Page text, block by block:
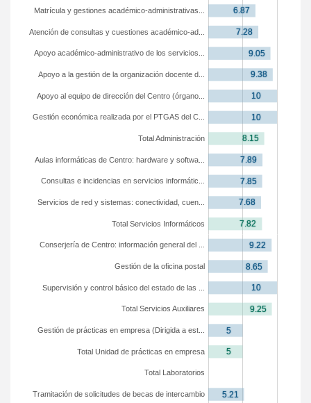
Tramitación de solicitudes de becas de intercambio
Total Laboratorios
Total Unidad de prácticas en empresa
Gestión de prácticas en empresa (Dirigida a est...
Total Servicios Auxiliares
Supervisión y control básico del estado de las ...
Gestión de la oficina postal
Conserjería de Centro: información general del ...
Total Servicios Informáticos
Servicios de red y sistemas: conectividad, cuen...
Consultas e incidencias en servicios informátic...
Aulas informáticas de Centro: hardware y softwa...
Total Administración
Gestión económica realizada por el PTGAS del C...
Apoyo al equipo de dirección del Centro (órgano...
Apoyo a la gestión de la organización docente d...
Apoyo académico-administrativo de los servicios...
Atención de consultas y cuestiones académico-ad...
Matrícula y gestiones académico-administrativas...